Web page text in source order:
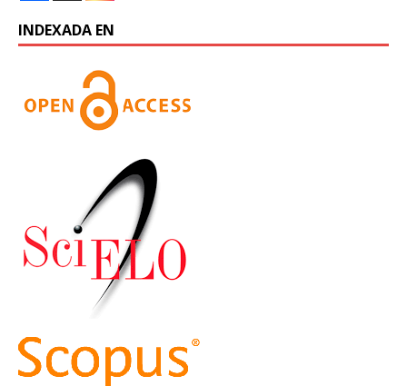
INDEXADA EN